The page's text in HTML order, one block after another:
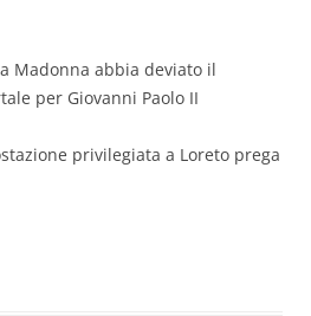
Madonna abbia deviato il
per Giovanni Paolo II
privilegiata a Loreto prega